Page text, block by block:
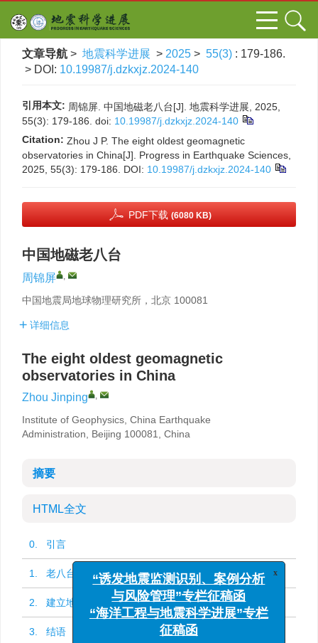
文章导航 > 地震科学进展 > 2025 > 55(3) : 179-186.
> DOI: 10.19987/j.dzkxjz.2024-140
引用本文: 周锦屏. 中国地磁老八台[J]. 地震科学进展, 2025,
55(3): 179-186. doi: 10.19987/j.dzkxjz.2024-140
Citation: Zhou J P. The eight oldest geomagnetic
observatories in China[J]. Progress in Earthquake Sciences,
2025, 55(3): 179-186.
DOI: 10.19987/j.dzkxjz.2024-140
PDF下载 (6080 KB)
中国地磁老八台
周锦屏 ,
中国地震局地球物理研究所，北京 100081
详细信息
The eight oldest geomagnetic
observatories in China
Zhou Jinping ,
Institute of Geophysics, China Earthquake
Administration, Beijing 100081, China
摘要
HTML全文
0. 引言
1. 老八台
2. 建立地磁老八台的科学意义和应用价值
3. 结语
x
“诱发地震监测识别、案例分析
与风险管理”专栏征稿函
“海洋工程与地震科学进展”专栏
征稿函